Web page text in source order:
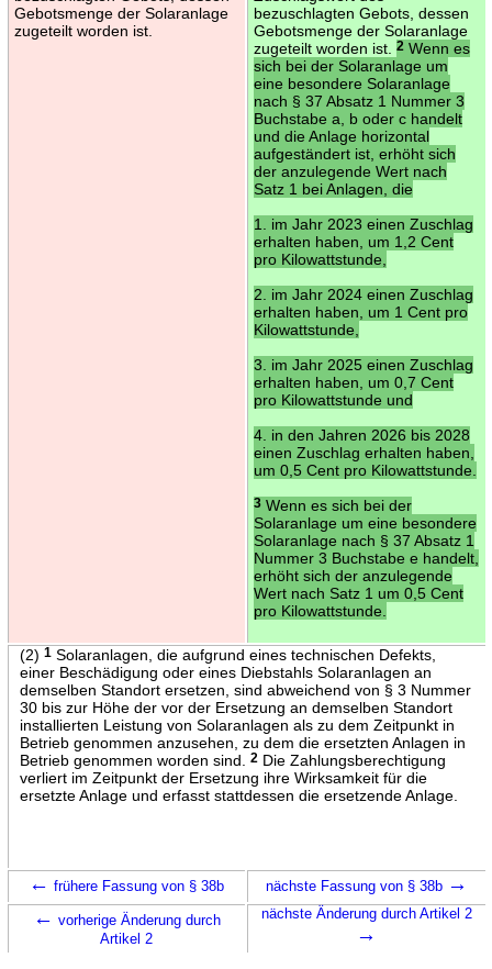
Gebotsmenge der Solaranlage
zugeteilt worden ist.
bezuschlagten Gebots, dessen
Gebotsmenge der Solaranlage
zugeteilt worden ist.
2Wenn es
sich bei der Solaranlage um
eine besondere Solaranlage
nach § 37 Absatz 1 Nummer 3
Buchstabe a, b oder c handelt
und die Anlage horizontal
aufgeständert ist, erhöht sich
der anzulegende Wert nach
Satz 1 bei Anlagen, die
1. im Jahr 2023 einen Zuschlag
erhalten haben, um 1,2 Cent
pro Kilowattstunde,
2. im Jahr 2024 einen Zuschlag
erhalten haben, um 1 Cent pro
Kilowattstunde,
3. im Jahr 2025 einen Zuschlag
erhalten haben, um 0,7 Cent
pro Kilowattstunde und
4. in den Jahren 2026 bis 2028
einen Zuschlag erhalten haben,
um 0,5 Cent pro Kilowattstunde.
3Wenn es sich bei der
Solaranlage um eine besondere
Solaranlage nach § 37 Absatz 1
Nummer 3 Buchstabe e handelt,
erhöht sich der anzulegende
Wert nach Satz 1 um 0,5 Cent
pro Kilowattstunde.
(2) 1Solaranlagen, die aufgrund eines technischen Defekts,
einer Beschädigung oder eines Diebstahls Solaranlagen an
demselben Standort ersetzen, sind abweichend von § 3 Nummer
30 bis zur Höhe der vor der Ersetzung an demselben Standort
installierten Leistung von Solaranlagen als zu dem Zeitpunkt in
Betrieb genommen anzusehen, zu dem die ersetzten Anlagen in
Betrieb genommen worden sind.
2Die Zahlungsberechtigung
verliert im Zeitpunkt der Ersetzung ihre Wirksamkeit für die
ersetzte Anlage und erfasst stattdessen die ersetzende Anlage.
← frühere Fassung von § 38b nächste Fassung von § 38b →
← vorherige Änderung durch
Artikel 2
nächste Änderung durch Artikel 2
→